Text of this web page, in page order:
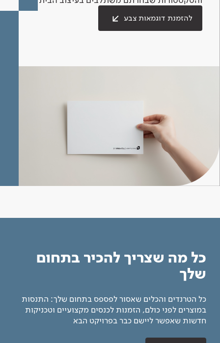
להזמנת דוגמאות צבע
כל מה שצריך להכיר בתחום
שלך
כל הטרנדים והכלים שאסור לפספס בתחום שלך: התנסות
במוצרים לפני כולם, הזמנות לכנסים מקצועיים וטכניקות
חדשות שאפשר ליישם כבר בפרויקט הבא